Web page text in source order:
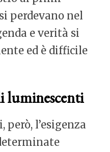
perdevano nel
e verità si
ed è difficile
luminescenti
l’esigenza